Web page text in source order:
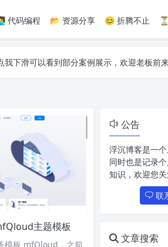
代码编程 📂 资源分享 😊 折腾不止
建JS特效等，让您的网站随心所动不再单
下滑可以看到部分案例展示，欢迎老板前
下滑可以看到部分案例展示，欢迎老板前
主题模板
模板 mfQloud，之前
公告
浮沉博客是一
同时也是记录
知识，欢迎您
联
文章搜索